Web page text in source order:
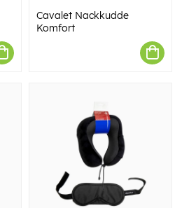
Cavalet Nackkudde
Komfort